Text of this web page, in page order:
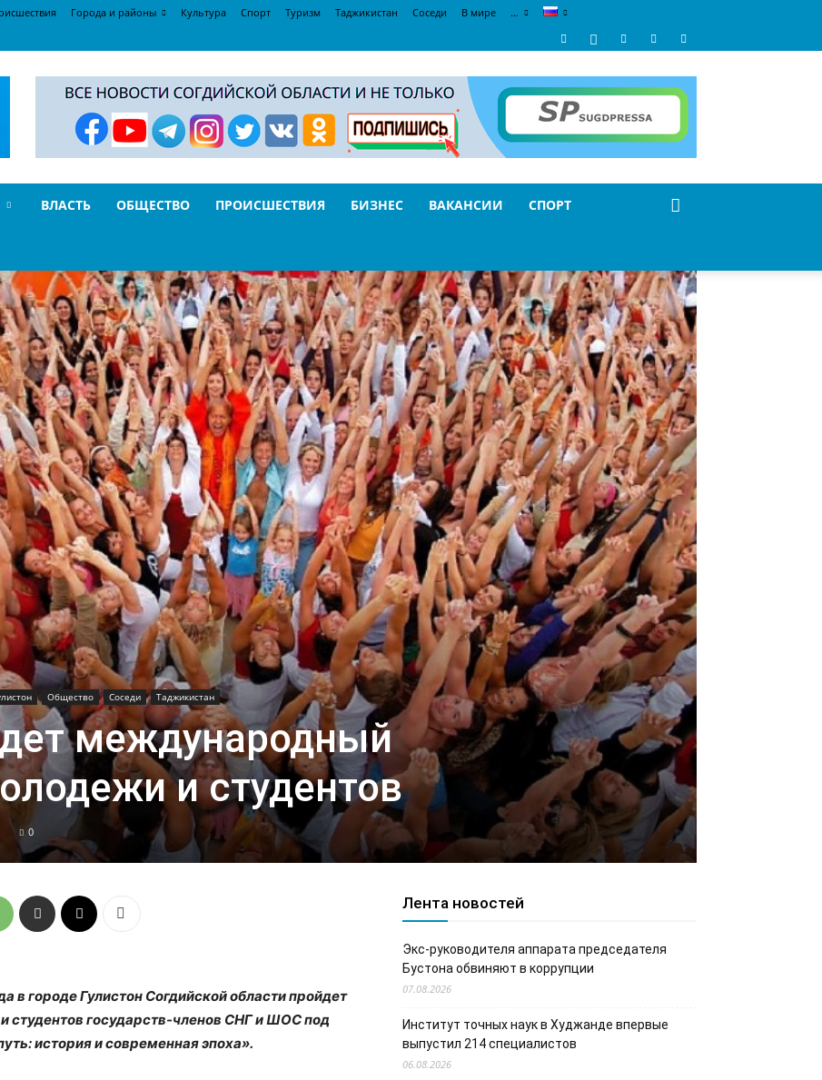
Города и районы Культура Спорт Туризм Таджикистан Соседи В мире …
ВЛАСТЬ ОБЩЕСТВО ПРОИСШЕСТВИЯ БИЗНЕС ВАКАНСИИ СПОРТ
Общество Соседи Таджикистан
международный
и студентов
0
в городе Гулистон Согдийской области пройдет
государств-членов СНГ и ШОС под
история и современная эпоха».
Лента новостей
Экс-руководителя аппарата председателя
Бустона обвиняют в коррупции
07.08.2026
Институт точных наук в Худжанде впервые
выпустил 214 специалистов
06.08.2026